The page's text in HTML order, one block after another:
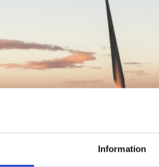
Information